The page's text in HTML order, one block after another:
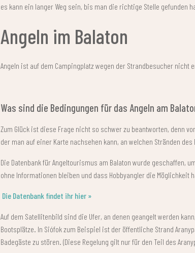
es kann ein langer Weg sein, bis man die richtige Stelle gefunden
Angeln im Balaton
Angeln ist auf dem Campingplatz wegen der Strandbesucher
Was sind die Bedingungen für das Angeln am
Zum Glück ist diese Frage nicht so schwer zu beantworten, denn
der man auf einer Karte nachsehen kann, an welchen Stränden des
Die Datenbank für Angeltourismus am Balaton wurde geschaffen,
ohne Informationen bleiben und dass Hobbyangler die Möglichkeit
Die Datenbank findet ihr hier »
Auf dem Satellitenbild sind die Ufer, an denen geangelt werden
Bootsplätze. In Siófok zum Beispiel ist der öffentliche Strand
Badegäste zu stören. (Diese Regelung gilt nur für den Teil des